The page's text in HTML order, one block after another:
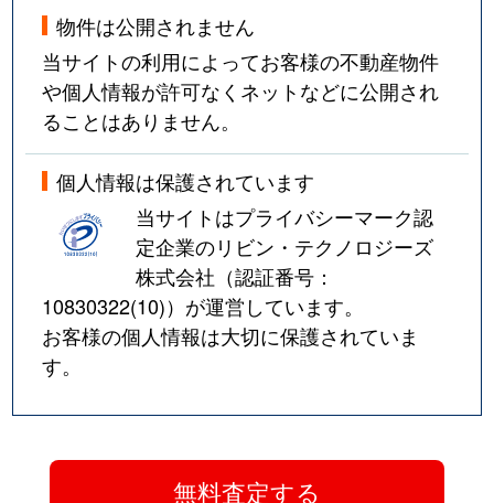
物件は公開されません
当サイトの利用によってお客様の不動産物件
や個人情報が許可なくネットなどに公開され
ることはありません。
個人情報は保護されています
当サイトはプライバシーマーク認
定企業のリビン・テクノロジーズ
株式会社（認証番号：
10830322(10)）が運営しています。
お客様の個人情報は大切に保護されていま
す。